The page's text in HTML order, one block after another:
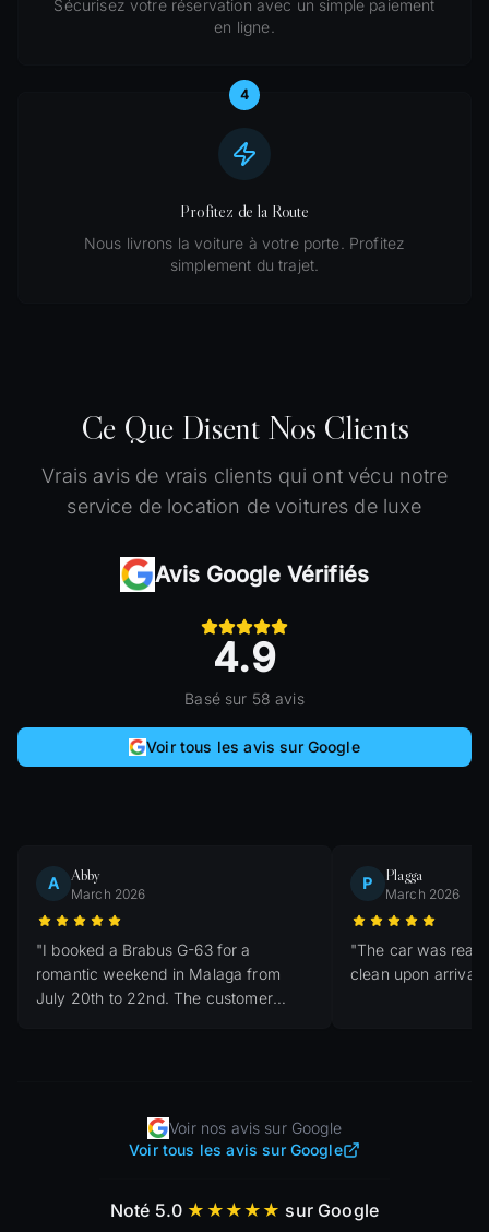
Sécurisez votre réservation avec un simple paiement
en ligne.
4
Profitez de la Route
Nous livrons la voiture à votre porte. Profitez
simplement du trajet.
Ce Que Disent Nos Clients
Vrais avis de vrais clients qui ont vécu notre
service de location de voitures de luxe
Avis Google Vérifiés
4.9
Basé sur 58 avis
Voir tous les avis sur Google
A Abby
March 2026
"I booked a Brabus G-63 for a
romantic weekend in Malaga from
July 20th to 22nd. The customer
P Plagga
March 2026
"The car was
clean upon arrival.
Voir nos avis sur Google
Voir tous les avis sur Google
Noté 5.0 ★★★★★ sur Google